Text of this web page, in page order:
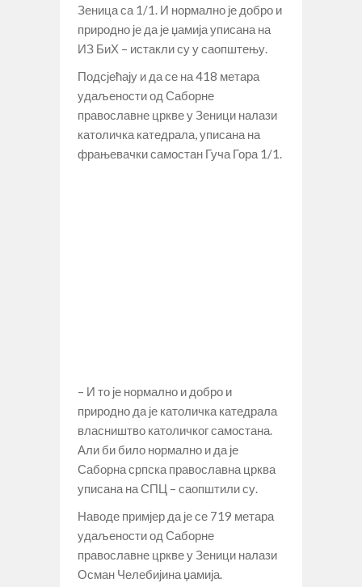
Зеница са 1/1. И нормално је добро и
природно је да је џамија уписана на
ИЗ БиХ – истакли су у саопштењу.
Подсјећају и да се на 418 метара
удаљености од Саборне
православне цркве у Зеници налази
католичка катедрала, уписана на
фрањевачки самостан Гуча Гора 1/1.
– И то је нормално и добро и
природно да је католичка катедрала
власништво католичког самостана.
Али би било нормално и да је
Саборна српска православна црква
уписана на СПЦ – саопштили су.
Наводе примјер да је се 719 метара
удаљености од Саборне
православне цркве у Зеници налази
Осман Челебијина џамија.